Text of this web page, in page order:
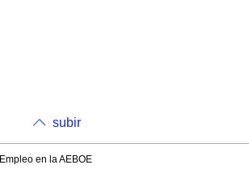
subir
Empleo en la AEBOE